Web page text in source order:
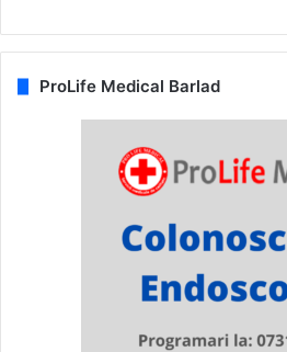
ProLife Medical Barlad